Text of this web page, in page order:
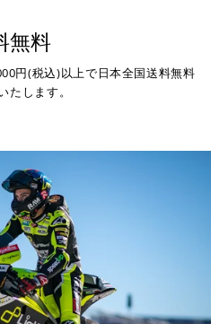
無料
円(税込)以上で日本全国送料無料
たします。